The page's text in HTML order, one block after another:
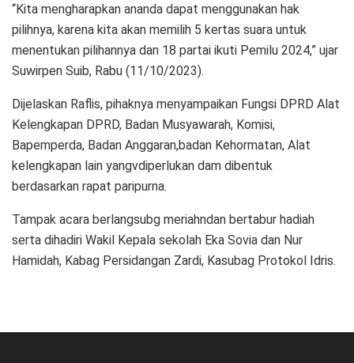
“Kita mengharapkan ananda dapat menggunakan hak
pilihnya, karena kita akan memilih 5 kertas suara untuk
menentukan pilihannya dan 18 partai ikuti Pemilu 2024,” ujar
Suwirpen Suib, Rabu (11/10/2023).
Dijelaskan Raflis, pihaknya menyampaikan Fungsi DPRD Alat
Kelengkapan DPRD, Badan Musyawarah, Komisi,
Bapemperda, Badan Anggaran,badan Kehormatan, Alat
kelengkapan lain yangvdiperlukan dam dibentuk
berdasarkan rapat paripurna.
Tampak acara berlangsubg meriahndan bertabur hadiah
serta dihadiri Wakil Kepala sekolah Eka Sovia dan Nur
Hamidah, Kabag Persidangan Zardi, Kasubag Protokol Idris.